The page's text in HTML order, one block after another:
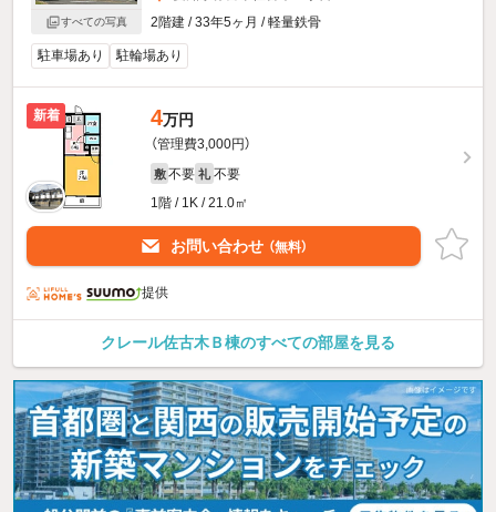
すべての写真
2階建 / 33年5ヶ月 / 軽量鉄骨
駐車場あり 駐輪場あり
新着 4万円
（管理費3,000円）
敷 不要 礼 不要
1階 / 1K / 21.0㎡
お問い合わせ （無料）
提供
クレール佐古木Ｂ棟のすべての部屋を見る